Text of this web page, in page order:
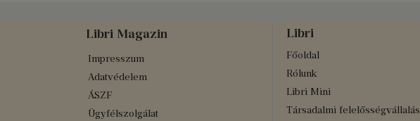
Libri Magazin
Impresszum
Adatvédelem
ÁSZF
Ügyfélszolgálat
Libri
Főoldal
Rólunk
Libri Mini
Társadalmi felelősségvállalás